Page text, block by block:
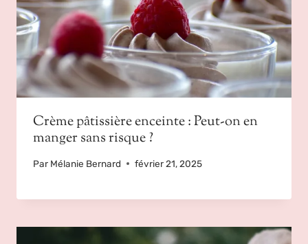
Crème pâtissière enceinte : Peut-on en
manger sans risque ?
Par Mélanie Bernard février 21, 2025